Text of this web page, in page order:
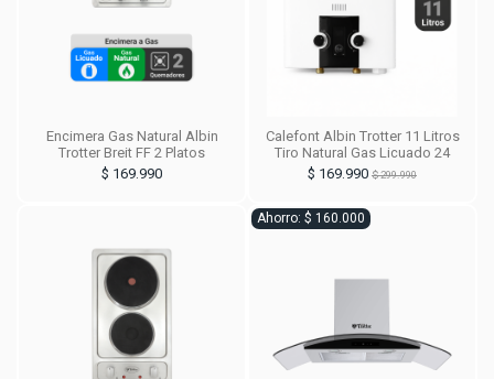
Encimera Gas Natural Albin
Trotter Breit FF 2 Platos
$ 169.990
Calefont Albin Trotter 11 Litros
Tiro Natural Gas Licuado 24
$ 169.990 $ 299.990
Ahorro: $ 160.000